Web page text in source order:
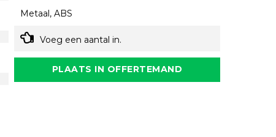
Metaal, ABS
Voeg een aantal in.
PLAATS IN OFFERTEMAND